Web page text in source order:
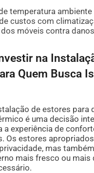
temperatura ambiente
custos com
móveis contra
na
Quem Busca
de estores para
é uma decisão
a experiência de
Os estores
mas
mais fresco ou mais